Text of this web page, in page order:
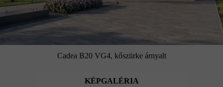
Cadea B20 VG4, kőszürke árnyalt
KÉPGALÉRIA